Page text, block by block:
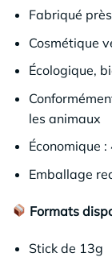
Fabriqué
Cosmétique
Écologique,
les animaux
Économique
Emballage
Formats
Stick de 13g